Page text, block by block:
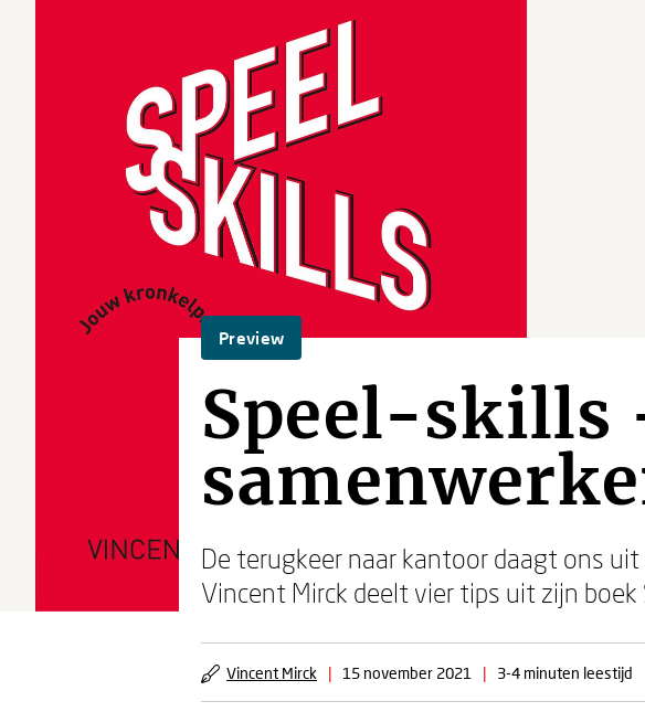
Preview
Speel-skills
De terugkeer naar kantoor daagt ons
Vincent Mirck deelt vier tips uit zijn
Vincent Mirck | 15 november 2021 | 3-4 minuten leestijd